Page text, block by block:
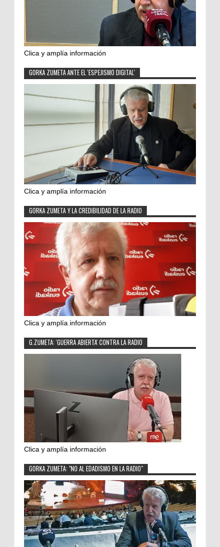
Clica y amplía información
GORKA ZUMETA ANTE EL 'ESPEJISMO DIGITAL'
Clica y amplía información
GORKA ZUMETA Y LA CREDIBILIDAD DE LA RADIO
Clica y amplía información
G.ZUMETA: 'GUERRA ABIERTA' CONTRA LA RADIO
Clica y amplía información
GORKA ZUMETA: "NO AL EDADISMO EN LA RADIO"